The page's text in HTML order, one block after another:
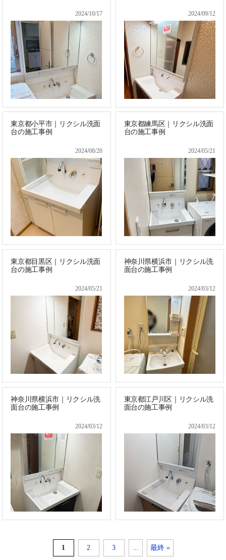
2024/10/17 2024/09/12
東京都小平市｜リクシル洗面
台の施工事例
2024/08/20
東京都練馬区｜リクシル洗面
台の施工事例
2024/05/21
東京都目黒区｜リクシル洗面
台の施工事例
2024/05/21
神奈川県横浜市｜リクシル洗
面台の施工事例
2024/03/12
神奈川県横浜市｜リクシル洗
面台の施工事例
2024/03/12
東京都江戸川区｜リクシル洗
面台の施工事例
2024/03/12
1 2 3 ... 最終 »